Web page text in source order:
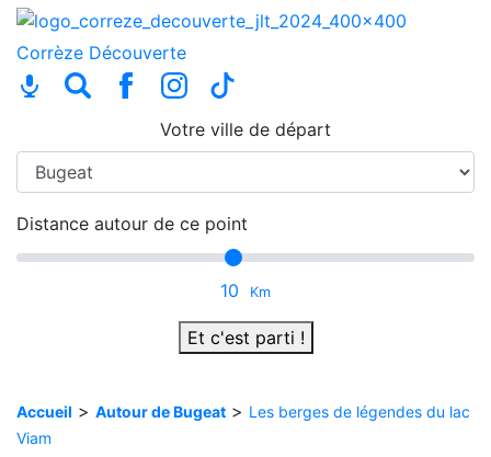
Corrèze Découverte
Votre ville de départ
Distance autour de ce point
10 Km
Et c'est parti !
Accueil > Autour de Bugeat > Les berges de légendes du lac
Viam